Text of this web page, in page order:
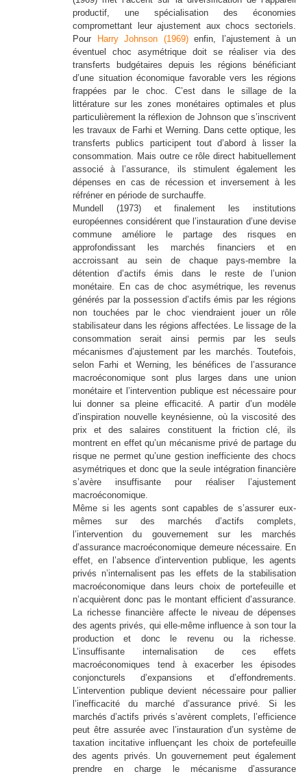
productif, une spécialisation des économies
compromettant leur ajustement aux chocs sectoriels.
Pour
Harry Johnson (1969)enfin, l’ajustement à un
éventuel choc asymétrique doit se réaliser via des
transferts budgétaires depuis les régions bénéficiant
d’une situation économique favorable vers les régions
frappées par le choc. C’est dans le sillage de la
littérature sur les zones monétaires optimales et plus
particulièrement la réflexion de Johnson que s’inscrivent
les travaux de Farhi et Werning. Dans cette optique, les
transferts publics participent tout d’abord à lisser la
consommation. Mais outre ce rôle direct habituellement
associé à l’assurance, ils stimulent également les
dépenses en cas de récession et inversement à les
réfréner en période de surchauffe.
Mundell (1973) et finalement les institutions
européennes considérent que l’instauration d’une devise
commune améliore le partage des risques en
approfondissant les marchés financiers et en
accroissant au sein de chaque pays-membre la
détention d’actifs émis dans le reste de l’union
monétaire. En cas de choc asymétrique, les revenus
générés par la possession d’actifs émis par les régions
non touchées par le choc viendraient jouer un rôle
stabilisateur dans les régions affectées. Le lissage de la
consommation serait ainsi permis par les seuls
mécanismes d’ajustement par les marchés. Toutefois,
selon Farhi et Werning, les bénéfices de l’assurance
macroéconomique sont plus larges dans une union
monétaire et l’intervention publique est nécessaire pour
lui donner sa pleine efficacité. A partir d’un modèle
d’inspiration nouvelle keynésienne, où la viscosité des
prix et des salaires constituent la friction clé, ils
montrent en effet qu’un mécanisme privé de partage du
risque ne permet qu’une gestion inefficiente des chocs
asymétriques et donc que la seule intégration financière
s’avère insuffisante pour réaliser l’ajustement
macroéconomique.
Même si les agents sont capables de s’assurer eux-
mêmes sur des marchés d’actifs complets,
l’intervention du gouvernement sur les marchés
d’assurance macroéconomique demeure nécessaire. En
effet, en l’absence d’intervention publique, les agents
privés n’internalisent pas les effets de la stabilisation
macroéconomique dans leurs choix de portefeuille et
n’acquièrent donc pas le montant efficient d’assurance.
La richesse financière affecte le niveau de dépenses
des agents privés, qui elle-même influence à son tour la
production et donc le revenu ou la richesse.
L’insuffisante internalisation de ces effets
macroéconomiques tend à exacerber les épisodes
conjoncturels d’expansions et d’effondrements.
L’intervention publique devient nécessaire pour pallier
l’inefficacité du marché d’assurance privé. Si les
marchés d’actifs privés s’avèrent complets, l’efficience
peut être assurée avec l’instauration d’un système de
taxation incitative influençant les choix de portefeuille
des agents privés. Un gouvernement peut également
prendre en charge le mécanisme d’assurance